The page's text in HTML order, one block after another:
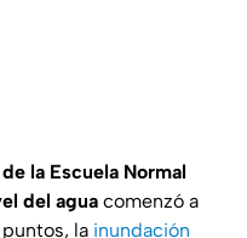
la Escuela Normal
del agua comenzó a
la inundación